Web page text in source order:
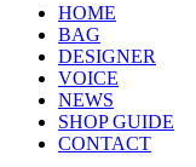
HOME
BAG
DESIGNER
VOICE
NEWS
SHOP GUIDE
CONTACT